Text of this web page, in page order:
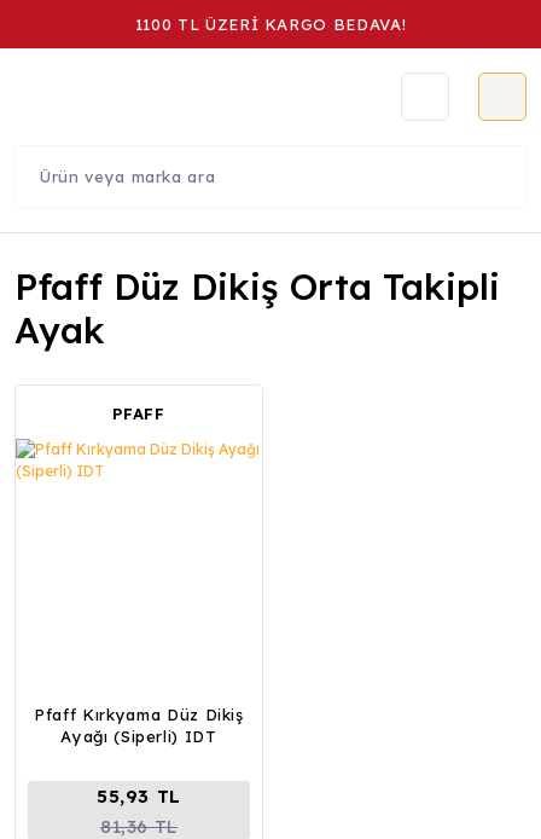
1100 TL ÜZERİ KARGO BEDAVA!
Pfaff Düz Dikiş Orta Takipli
Ayak
PFAFF
Pfaff Kırkyama Düz Dikiş
Ayağı (Siperli) IDT
55,93 TL
81,36 TL